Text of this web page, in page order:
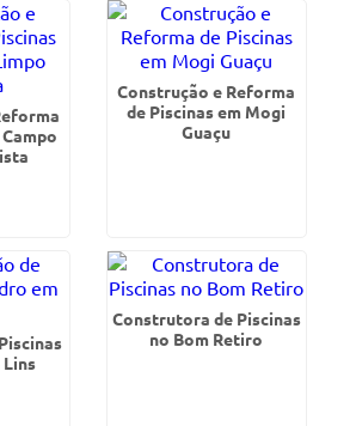
Construção e Reforma
de Piscinas em Mogi
Guaçu
Construtora de Piscinas
no Bom Retiro